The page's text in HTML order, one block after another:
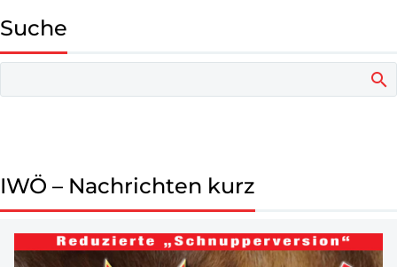
Suche
IWÖ – Nachrichten kurz